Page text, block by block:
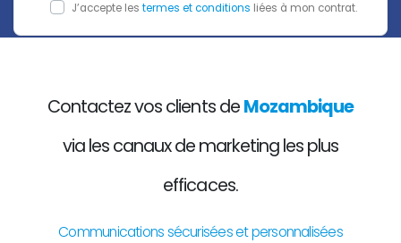
J’accepte les termes et conditions liées à mon contrat.
Contactez vos clients deMozambique
via les canaux de marketing les plus
efficaces.
Communications sécurisées et personnalisées